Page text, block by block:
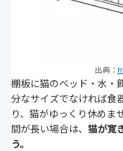
出典：
棚板に猫のベッド・水・
分なサイズでなければ食
り、猫がゆっくり休めま
間が長い場合は、 猫が寛
う。